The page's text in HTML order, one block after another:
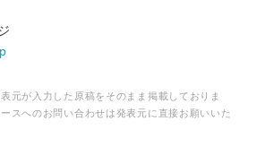
元が入力した原稿をそのまま掲載しておりま
スへのお問い合わせは発表元に直接お願いいた